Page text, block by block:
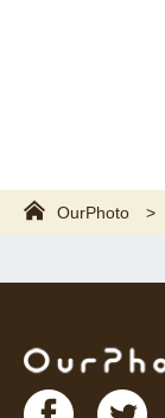
OurPhoto